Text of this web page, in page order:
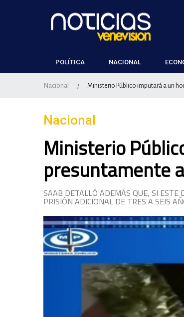
POLÍTICA NACIONAL
Nacional / Ministerio Público imputará a un
Nacional
Ministerio
presuntamente
SAAB DETALLÓ ADEMÁS QUE, SI
PRISIÓN ADICIONAL DE TRES A SEIS